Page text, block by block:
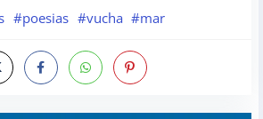
#poesias #vucha #mar